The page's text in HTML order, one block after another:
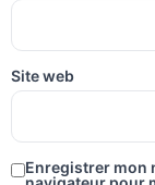
Site web
Enregistrer mon